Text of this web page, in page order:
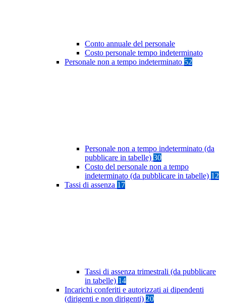
Conto annuale del personale
Costo personale tempo indeterminato
Personale non a tempo indeterminato 52
Personale non a tempo indeterminato (da
pubblicare in tabelle) 30
Costo del personale non a tempo
indeterminato (da pubblicare in tabelle) 12
Tassi di assenza 17
Tassi di assenza trimestrali (da pubblicare
in tabelle) 14
Incarichi conferiti e autorizzati ai dipendenti
(dirigenti e non dirigenti) 20